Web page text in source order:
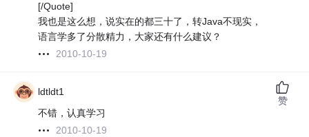
[/Quote]
我也是这么想，说实在的都三十了，转Java不现实，
语言学多了分散精力，大家还有什么建议？
2010-10-19
ldtldt1
不错，认真学习
2010-10-19
赞